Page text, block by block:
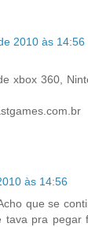
2010 às 14:56
xbox 360,
às 14:56
que se
tava pra pegar